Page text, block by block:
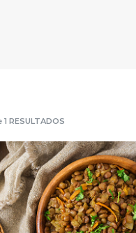
RESULTADOS